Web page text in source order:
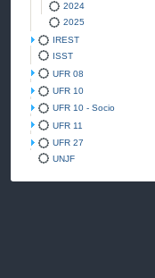
2024
2025
IREST
ISST
UFR 08
UFR 10
UFR 10 - Socio
UFR 11
UFR 27
UNJF